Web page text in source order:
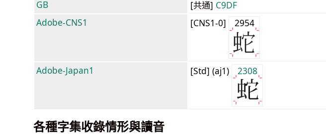
GB
[共通] C9DF
Adobe-CNS1
[CNS1-0] 2954
Adobe-Japan1 [Std] (aj1) 2308
各種字集收錄情形與讀音